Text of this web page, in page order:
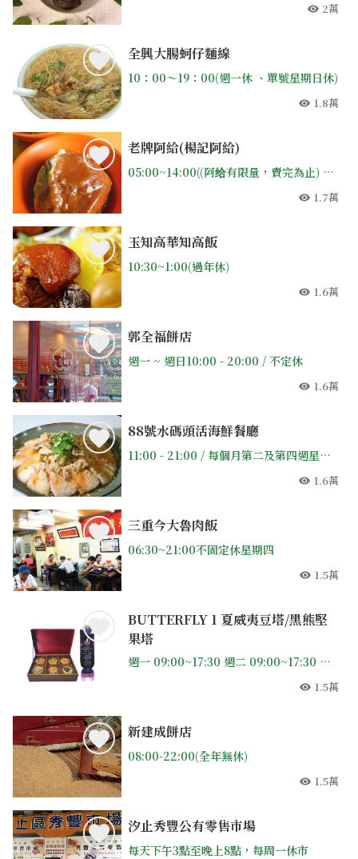
人氣
2萬
全興大腸蚵仔麵線
10：00〜19：00(週一休 、單號星期日休)
人氣
1.8萬
老牌阿給(楊記阿給)
05:00~14:00((阿给有限量，賣完為止) 第一個和第三個星期一休息；年節除夕前一日至開市約一星期休息；端午與中秋公休
人氣
1.7萬
玉知高華知高飯
10:30~1:00(過年休)
人氣
1.6萬
郭全福餅店
週一 ~ 週日10:00 - 20:00 / 不定休
人氣
1.6萬
88號水碼頭活海鮮餐廳
11:00 - 21:00 / 每個月第二及第四週星期二公休
人氣
1.6萬
三重今大魯肉飯
06:30~21:00不固定休星期四
人氣
1.5萬
BUTTERFLY 1 夏威夷豆塔/黑熊堅
果塔
週一 09:00~17:30 週二 09:00~17:30 週三 09:00~17:30 週四 09:00~17:30 週五 09:00~17:30 週六 休息 週日 休息
人氣
1.5萬
新建成餅店
08:00-22:00(全年無休)
人氣
1.5萬
汐止秀豐公有零售市場
每天下午3點至晚上8點，每周一休市